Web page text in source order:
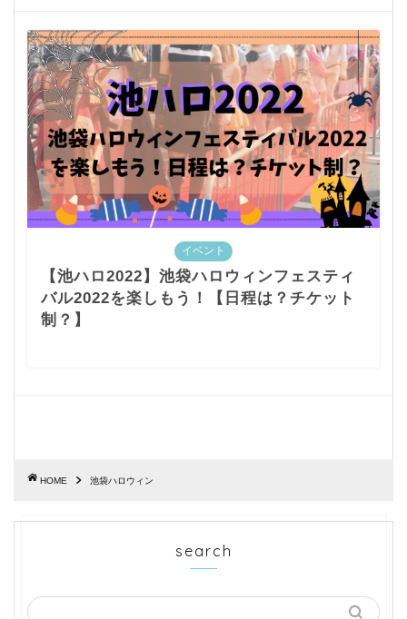
イベント
【池ハロ2022】池袋ハロウィンフェスティ
バル2022を楽しもう！【日程は？チケット
制？】
HOME 池袋ハロウィン
search